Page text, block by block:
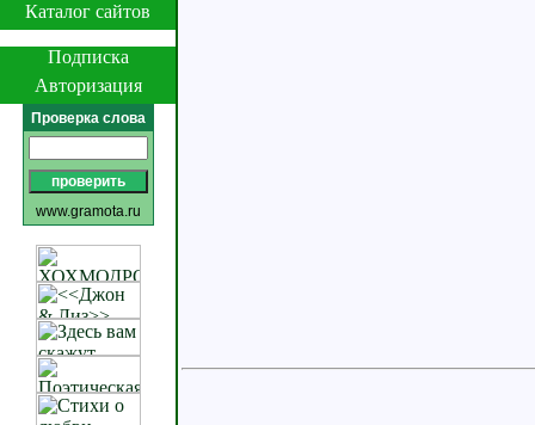
Каталог сайтов
Подписка
Авторизация
Проверка слова
www.gramota.ru